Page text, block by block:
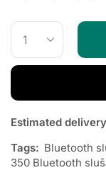
Estimated
Tags: Bluetooth
350 Bluetooth